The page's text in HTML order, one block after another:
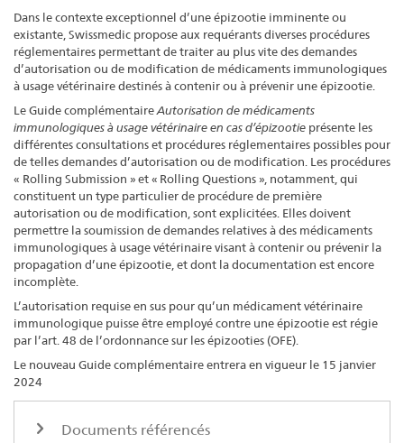
Dans le contexte exceptionnel d’une épizootie imminente ou
existante, Swissmedic propose aux requérants diverses procédures
réglementaires permettant de traiter au plus vite des demandes
d’autorisation ou de modification de médicaments immunologiques
à usage vétérinaire destinés à contenir ou à prévenir une épizootie.
Le Guide complémentaireAutorisation de médicaments
immunologiques à usage vétérinaire en cas d’épizootie présente les
différentes consultations et procédures réglementaires possibles pour
de telles demandes d’autorisation ou de modification. Les procédures
« Rolling Submission » et « Rolling Questions », notamment, qui
constituent un type particulier de procédure de première
autorisation ou de modification, sont explicitées. Elles doivent
permettre la soumission de demandes relatives à des médicaments
immunologiques à usage vétérinaire visant à contenir ou prévenir la
propagation d’une épizootie, et dont la documentation est encore
incomplète.
L’autorisation requise en sus pour qu’un médicament vétérinaire
immunologique puisse être employé contre une épizootie est régie
par l’art. 48 de l’ordonnance sur les épizooties (OFE).
Le nouveau Guide complémentaire entrera en vigueur le 15 janvier
2024
Documents référencés